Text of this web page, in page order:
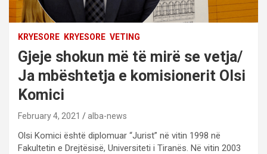
KRYESORE KRYESORE VETING
Gjeje shokun më të mirë se vetja/
Ja mbështetja e komisionerit Olsi
Komici
February 4, 2021 alba-news
Olsi Komici është diplomuar “Jurist” në vitin 1998 në
Fakultetin e Drejtësisë, Universiteti i Tiranës. Në vitin 2003